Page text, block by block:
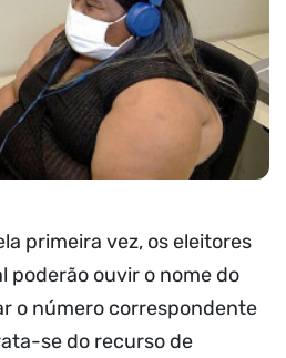
primeira vez, os eleitores
poderão ouvir o nome do
o número correspondente
se do recurso de